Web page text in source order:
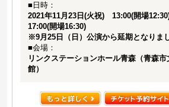
■日時：
2021年11月23日(火祝) 13:00(開場
17:00(開場16:30)
※9月25日（日）公演から延期となりま
■会場：
リンクステーションホール青森（青森市
館）